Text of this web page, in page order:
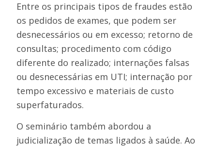
Entre os principais tipos de fraudes estão
os pedidos de exames, que podem ser
desnecessários ou em excesso; retorno de
consultas; procedimento com código
diferente do realizado; internações falsas
ou desnecessárias em UTI; internação por
tempo excessivo e materiais de custo
superfaturados.
O seminário também abordou a
judicialização de temas ligados à saúde. Ao